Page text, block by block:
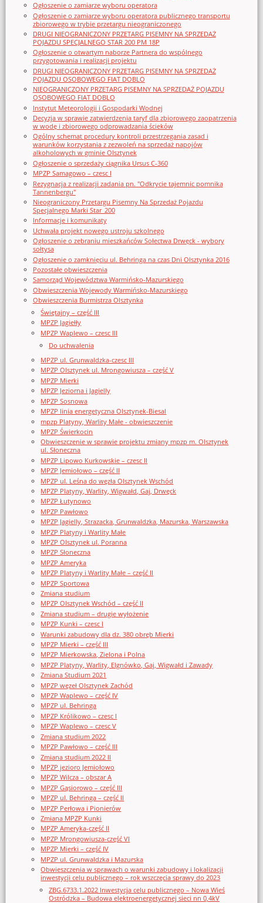
Ogłoszenie o zamiarze wyboru operatora
Ogłoszenie o zamiarze wyboru operatora publicznego transportu
zbiorowego w trybie przetargu nieograniczonego
DRUGI NIEOGRANICZONY PRZETARG PISEMNY NA SPRZEDAŻ
POJAZDU SPECJALNEGO STAR 200 PM 18P
Ogłoszenie o otwartym naborze Partnera do wspólnego
przygotowania i realizacji projektu
DRUGI NIEOGRANICZONY PRZETARG PISEMNY NA SPRZEDAŻ
POJAZDU OSOBOWEGO FIAT DOBLO
NIEOGRANICZONY PRZETARG PISEMNY NA SPRZEDAŻ POJAZDU
OSOBOWEGO FIAT DOBLO
Instytut Meteorologii i Gospodarki Wodnej
Decyzja w sprawie zatwierdzenia taryf dla zbiorowego zaopatrzenia
w wodę i zbiorowego odprowadzania ścieków
Ogólny schemat procedury kontroli przestrzegania zasad i
warunków korzystania z zezwoleń na sprzedaż napojów
alkoholowych w gminie Olsztynek
Ogłoszenie o sprzedaży ciągnika Ursus C-360
MPZP Samagowo – czesc I
Rezygnacja z realizacji zadania pn. "Odkrycie tajemnic pomnika
Tannenbergu"
Nieograniczony Przetargu Pisemny Na Sprzedaż Pojazdu
Specjalnego Marki Star_200
Informacje i komunikaty
Uchwała projekt nowego ustroju szkolnego
Ogłoszenie o zebraniu mieszkańców Sołectwa Drwęck - wybory
sołtysa
Ogłoszenie o zamknięciu ul. Behringa na czas Dni Olsztynka 2016
Pozostałe obwieszczenia
Samorząd Województwa Warmińsko-Mazurskiego
Obwieszczenia Wojewody Warmińsko-Mazurskiego
Obwieszczenia Burmistrza Olsztynka
Świętajny – część III
MPZP Jagiełły
MPZP Waplewo – czesc III
Do uchwalenia
MPZP ul. Grunwaldzka-czesc III
MPZP Olsztynek ul. Mrongowiusza – część V
MPZP Mierki
MPZP Jeziorna i Jagielly
MPZP Sosnowa
MPZP linia energetyczna Olsztynek-Biesal
mpzp Platyny, Warlity Małe - obwieszczenie
MPZP Świerkocin
Obwieszczenie w sprawie projektu zmiany mpzp m. Olsztynek
ul. Słoneczna
MPZP Lipowo Kurkowskie – czesc II
MPZP Jemiołowo – część II
MPZP ul. Leśna do węzła Olsztynek Wschód
MPZP Platyny, Warlity, Wigwałd, Gaj, Drwęck
MPZP Łutynowo
MPZP Pawłowo
MPZP Jagielly, Strazacka, Grunwaldzka, Mazurska, Warszawska
MPZP Platyny i Warlity Małe
MPZP Olsztynek ul. Poranna
MPZP Słoneczna
MPZP Ameryka
MPZP Platyny i Warlity Małe – część II
MPZP Sportowa
Zmiana studium
MPZP Olsztynek Wschód – część II
Zmiana studium – drugie wyłożenie
MPZP Kunki – czesc I
Warunki zabudowy dla dz. 380 obręb Mierki
MPZP Mierki – część III
MPZP Mierkowska, Zielona i Polna
MPZP Platyny, Warlity, Elgnówko, Gaj, Wigwałd i Zawady
Zmiana Studium 2021
MPZP węzeł Olsztynek Zachód
MPZP Waplewo – część IV
MPZP ul. Behringa
MPZP Królikowo – czesc I
MPZP Waplewo – czesc V
Zmiana studium 2022
MPZP Pawłowo – część III
Zmiana studium 2022 II
MPZP jezioro Jemiołowo
MPZP Wilcza – obszar A
MPZP Gąsiorowo – część III
MPZP ul. Behringa – część II
MPZP Perłowa i Pionierów
Zmiana MPZP Kunki
MPZP Ameryka-część II
MPZP Mrongowiusza-część VI
MPZP Mierki – część IV
MPZP ul. Grunwaldzka i Mazurska
Obwieszczenia w sprawach o warunki zabudowy i lokalizacji
inwestycji celu publicznego – rok wszczęcia sprawy do 2023
ZBG.6733.1.2022 Inwestycja celu publicznego – Nowa Wieś
Ostródzka – Budowa elektroenergetycznej sieci nn 0,4kV